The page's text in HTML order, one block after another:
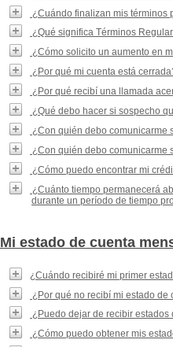
¿Cuándo finalizan mis términos
¿Qué significa Términos
¿Cómo solicito un aumento en
¿Por qué mi cuenta está
¿Por qué recibí una llamada
¿Qué debo hacer si sospecho
¿Con quién debo comunicarme
¿Con quién debo comunicarme
¿Cómo puedo encontrar mi
¿Cuánto tiempo permanecerá
durante un período de tiempo
Mi estado de cuenta
¿Cuándo recibiré mi primer
¿Por qué no recibí mi estado de
¿Puedo dejar de recibir
¿Cómo puedo obtener mis